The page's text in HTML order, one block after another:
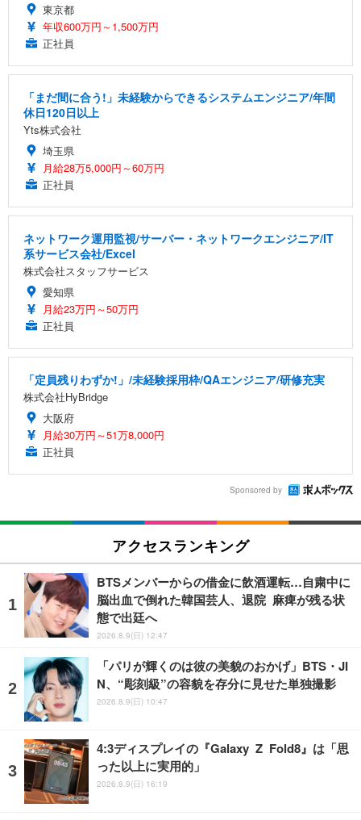
東京都
年収600万円～1,500万円
正社員
「まだ間に合う!」未経験からできるシステムエンジニア/年間
休日120日以上
Yts株式会社
埼玉県
月給28万5,000円～60万円
正社員
ネットワーク運用監視/サーバー・ネットワークエンジニア/IT
系サービス会社/Excel
株式会社スタッフサービス
愛知県
月給23万円～50万円
正社員
「定員残りわずか!」/未経験採用枠/QAエンジニア/研修充実
株式会社HyBridge
大阪府
月給30万円～51万8,000円
正社員
Sponsored by
アクセスランキング
BTSメンバーからの借金に飲酒運転…自粛中に
脳出血で倒れた韓国芸人、退院 麻痺が残る状
態で出廷へ
2026.8.9(日) 12:47
「パリが輝くのは彼の美貌のおかげ」BTS・JI
N、“彫刻級”の容貌を存分に見せた単独撮影
2026.8.9(日) 10:47
4:3ディスプレイの『Galaxy Z Fold8』は「思
った以上に実用的」
2026.8.9(日) 16:19